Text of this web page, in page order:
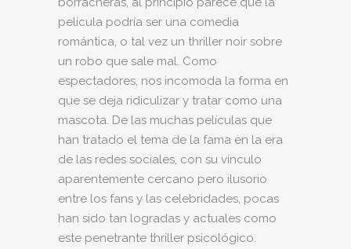
película podría ser una comedia
romántica, o tal vez un thriller noir sobre
un robo que sale mal. Como
espectadores, nos incomoda la forma en
que se deja ridiculizar y tratar como una
mascota. De las muchas películas que
han tratado el tema de la fama en la era
de las redes sociales, con su vínculo
aparentemente cercano pero ilusorio
entre los fans y las celebridades, pocas
han sido tan logradas y actuales como
este penetrante thriller psicológico.